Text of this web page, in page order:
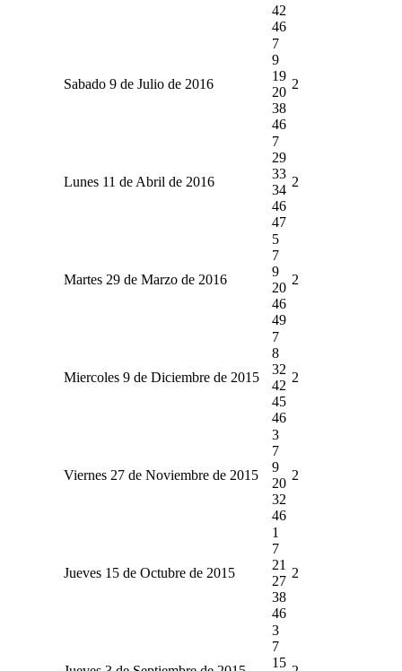
42
46
Sabado 9 de Julio de 2016
7
9
19
20
38
46
2
Lunes 11 de Abril de 2016
7
29
33
34
46
47
2
Martes 29 de Marzo de 2016
5
7
9
20
46
49
2
Miercoles 9 de Diciembre de 2015
7
8
32
42
45
46
2
Viernes 27 de Noviembre de 2015
3
7
9
20
32
46
2
Jueves 15 de Octubre de 2015
1
7
21
27
38
46
2
3
7
15